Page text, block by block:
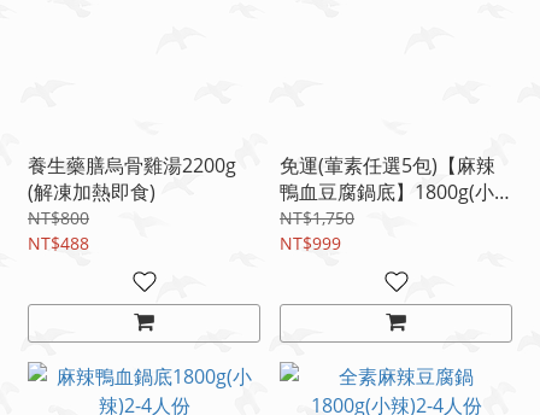
養生藥膳烏骨雞湯2200g
(解凍加熱即食)
NT$800
NT$488
免運(葷素任選5包)【麻辣
鴨血豆腐鍋底】1800g(小
辣)2-4人份
NT$1,750
NT$999